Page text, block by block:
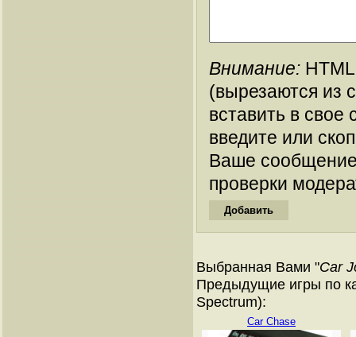
Внимание:
(вырезаются из
вставить в
введите или
Ваше
проверки
Выбранная Вами "Car
Предыдущие игры по
Spectrum):
Car Chase